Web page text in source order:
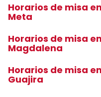
Horarios de misa
Meta
Horarios de misa
Magdalena
Horarios de misa
Guajira